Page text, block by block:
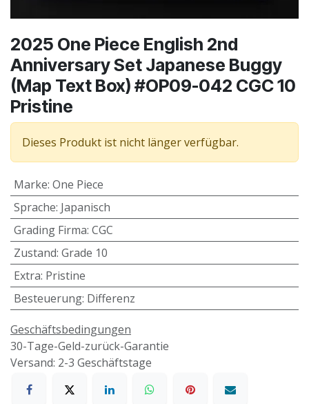
2025 One Piece English 2nd
Anniversary Set Japanese Buggy
(Map Text Box) #OP09-042 CGC 10
Pristine
Dieses Produkt ist nicht länger verfügbar.
Marke: One Piece
Sprache: Japanisch
Grading Firma: CGC
Zustand: Grade 10
Extra: Pristine
Besteuerung: Differenz
Geschäftsbedingungen
30-Tage-Geld-zurück-Garantie
Versand: 2-3 Geschäftstage